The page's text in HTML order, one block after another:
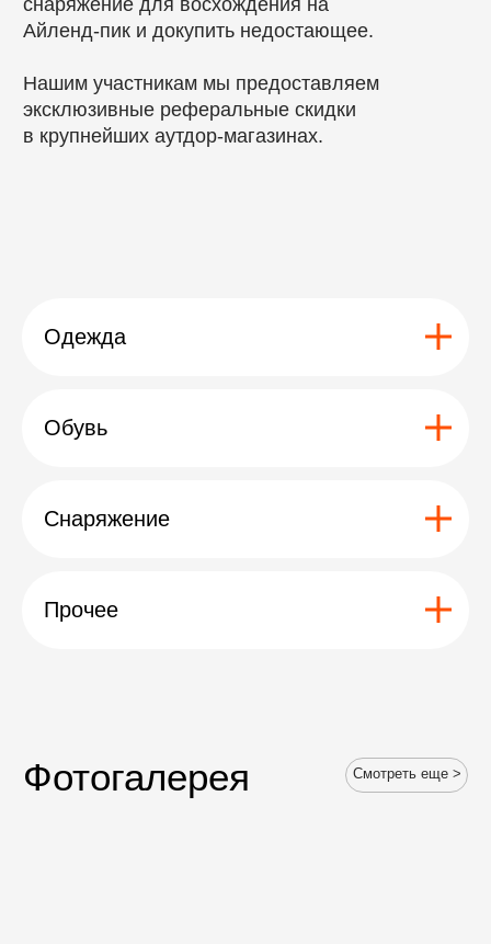
Одежда
Обувь
Снаряжение
Прочее
Наша программа позволяет
получить новый опыт в горах.
Оставить заявку
Отзывы
Отзывы